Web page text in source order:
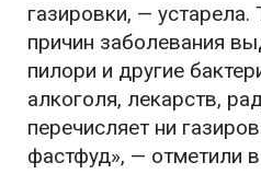
газировки, —
причин заболевания
пилори и другие
алкоголя, лекарств,
перечисляет ни
фастфуд», — отметили